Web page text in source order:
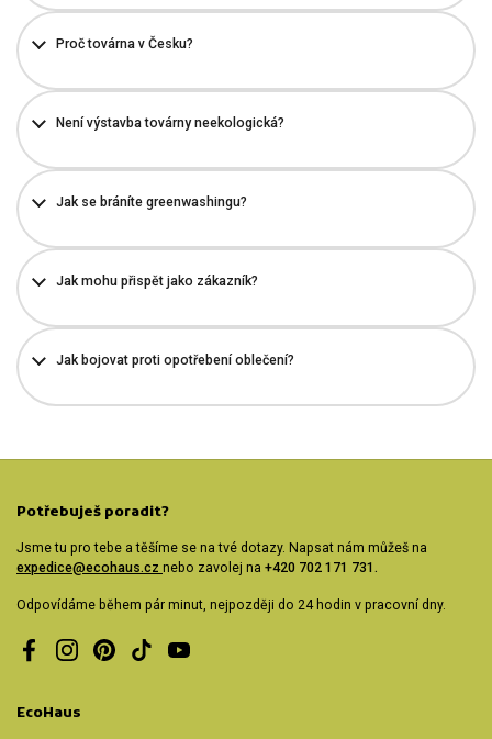
Proč továrna v Česku?
Není výstavba továrny neekologická?
Jak se bráníte greenwashingu?
Jak mohu přispět jako zákazník?
Jak bojovat proti opotřebení oblečení?
Potřebuješ poradit?
Jsme tu pro tebe a těšíme se na tvé dotazy. Napsat nám můžeš na
expedice@ecohaus.cz nebo zavolej na +420 702 171 731.
Odpovídáme během pár minut, nejpozději do 24 hodin v pracovní dny.
FacebookInstagramPinterestTikTokYouTube
EcoHaus